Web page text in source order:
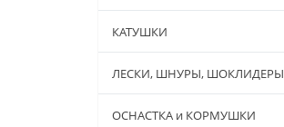
КАТУШКИ
ЛЕСКИ, ШНУРЫ, ШОКЛИДЕРЫ
ОСНАСТКА и КОРМУШКИ